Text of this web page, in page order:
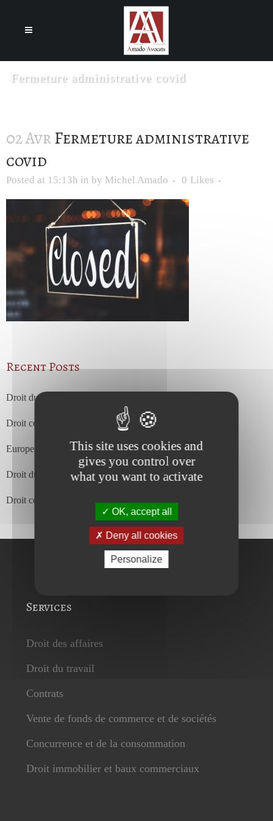
Fermeture administrative covid
02 AvrFermeture administrative
covid
Posted at 15:13h in by Michel Amado 0 Likes
Recent Posts
Droit du travail – juillet 2026
Droit commercial et des affaires – juillet 2026
European Court of Justice – july 2026
Droit du travail – juin 2026
Droit commercial et des affaires – juin 2026
Services
Droit des affaires
Droit du travail
Contrats
Vente de fonds de commerce et de sociétés
Concurrence et de la consommation
Droit immobilier et baux commerciaux
This site uses cookies and
gives you control over
what you want to activate
OK, accept all
Deny all cookies
Personalize